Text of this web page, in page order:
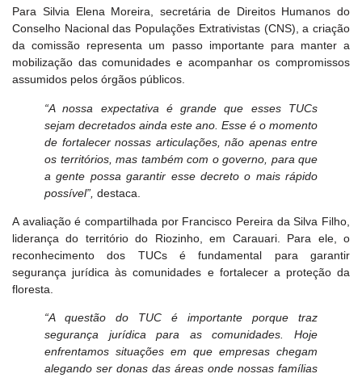
Para Silvia Elena Moreira, secretária de Direitos Humanos do
Conselho Nacional das Populações Extrativistas (CNS), a criação
da comissão representa um passo importante para manter a
mobilização das comunidades e acompanhar os compromissos
assumidos pelos órgãos públicos.
“A nossa expectativa é grande que esses TUCs
sejam decretados ainda este ano. Esse é o momento
de fortalecer nossas articulações, não apenas entre
os territórios, mas também com o governo, para que
a gente possa garantir esse decreto o mais rápido
possível”, destaca.
A avaliação é compartilhada por Francisco Pereira da Silva Filho,
liderança do território do Riozinho, em Carauari. Para ele, o
reconhecimento dos TUCs é fundamental para garantir
segurança jurídica às comunidades e fortalecer a proteção da
floresta.
“A questão do TUC é importante porque traz
segurança jurídica para as comunidades. Hoje
enfrentamos situações em que empresas chegam
alegando ser donas das áreas onde nossas famílias